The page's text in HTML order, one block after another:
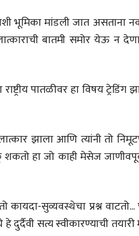
भूमिका मांडली जात असताना
बातमी समोर येऊ न
पातळीवर हा विषय ट्रेडिंग
झाला आणि त्यांनी तो
शकतो हा जो काही मेसेज
कायदा-सुव्यवस्थेचा प्रश्न
सत्य स्वीकारण्याची तयारी
चीन भेटीतील भाषणे - रवींद्रनाथ टागोर
(अनुवाद सानिया कर्णिक )